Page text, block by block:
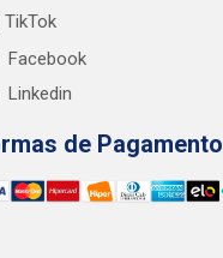
TikTok
Facebook
Linkedin
de Pagamento